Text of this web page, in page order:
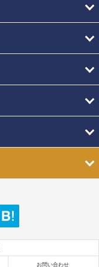
お問い合わせ